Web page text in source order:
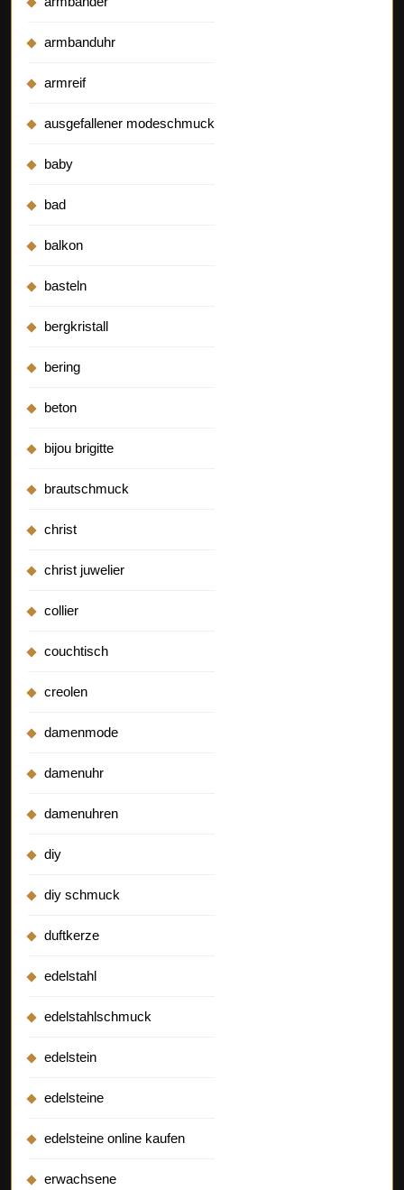
armbanduhr
armreif
ausgefallener modeschmuck
baby
bad
balkon
basteln
bergkristall
bering
beton
bijou brigitte
brautschmuck
christ
christ juwelier
collier
couchtisch
creolen
damenmode
damenuhr
damenuhren
diy
diy schmuck
duftkerze
edelstahl
edelstahlschmuck
edelstein
edelsteine
edelsteine online kaufen
erwachsene